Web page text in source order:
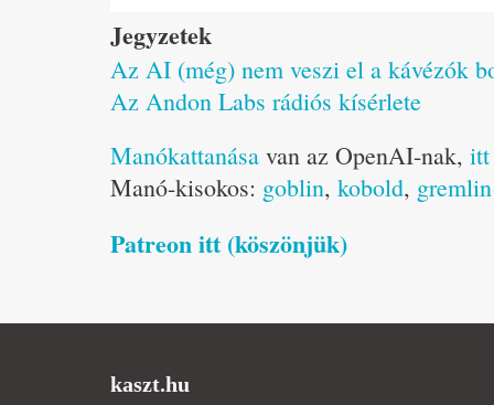
Jegyzetek
Az AI (még) nem veszi el a kávézók
Az Andon Labs rádiós kísérlete
Manókattanása van az OpenAI-nak, itt
Manó-kisokos: goblin, kobold, gremlin
Patreon itt (köszönjük)
kaszt.hu